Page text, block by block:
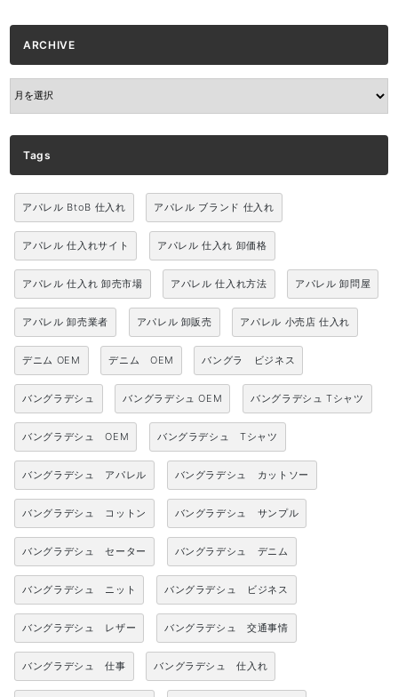
ARCHIVE
ARCHIVE
Tags
アパレル BtoB 仕入れ アパレル ブランド 仕入れ
アパレル 仕入れサイト アパレル 仕入れ 卸価格
アパレル 仕入れ 卸売市場 アパレル 仕入れ方法 アパレル 卸問屋
アパレル 卸売業者 アパレル 卸販売 アパレル 小売店 仕入れ
デニム OEM デニム OEM バングラ ビジネス
バングラデシュ バングラデシュ OEM バングラデシュ Tシャツ
バングラデシュ OEM バングラデシュ Tシャツ
バングラデシュ アパレル バングラデシュ カットソー
バングラデシュ コットン バングラデシュ サンプル
バングラデシュ セーター バングラデシュ デニム
バングラデシュ ニット バングラデシュ ビジネス
バングラデシュ レザー バングラデシュ 交通事情
バングラデシュ 仕事 バングラデシュ 仕入れ